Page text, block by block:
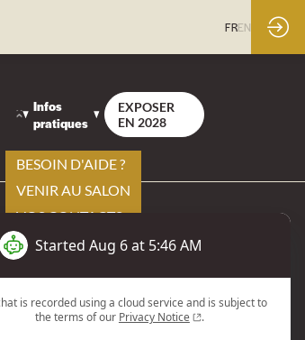
FREN
Infos
pratiques
BESOIN D'AIDE ?
VENIR AU SALON
VOS CONTACTS
EXPOSER
EN 2028